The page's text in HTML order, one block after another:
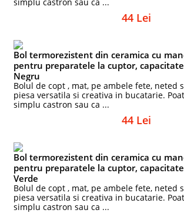
44 Lei
Bol termorezistent din ceramica cu
pentru preparatele la cuptor,
Negru
Bolul de copt , mat, pe ambele fete, neted
piesa versatila si creativa in bucatarie.
simplu castron sau ca ...
44 Lei
Bol termorezistent din ceramica cu
pentru preparatele la cuptor,
Verde
Bolul de copt , mat, pe ambele fete, neted
piesa versatila si creativa in bucatarie.
simplu castron sau ca ...